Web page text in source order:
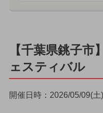
【千葉県銚子
ェスティバル
開催日時：2026/05/09(